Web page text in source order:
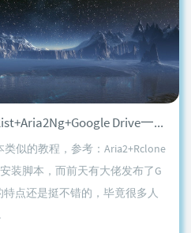
Aria2+Caddy+Rclone+GDlist+Aria2Ng+Google Drive一键安装脚本
似的教程，参考：Aria2+Rclone
装脚本，而前天有大佬发布了G
点还是挺不错的，毕竟很多人